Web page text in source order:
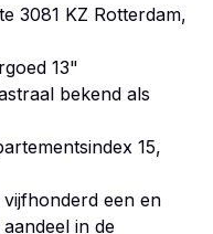
3081 KZ Rotterdam,
13"
bekend als
15,
een en
in de